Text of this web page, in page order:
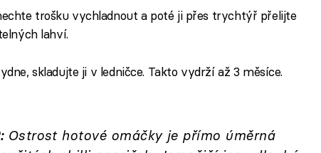
trošku vychladnout a poté ji přes trychtýř přelijte
lahví.
skladujte ji v ledničce. Takto vydrží až 3 měsíce.
Ostrost hotové omáčky je přímo úměrná